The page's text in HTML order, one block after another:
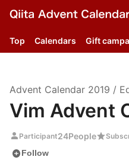
Top Calendars Gift
Advent Calendar 2019 /
Vim Advent
person Participant24Peoplestar
add_circleFollow